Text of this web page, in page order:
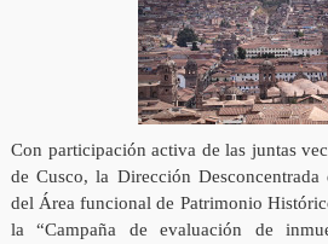
Con participación activa de las juntas
de Cusco, la Dirección
del Área funcional de Patrimonio
la “Campaña de evaluación de